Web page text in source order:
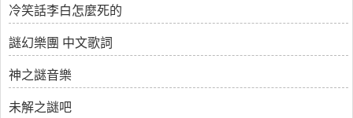
冷笑話李白怎麼死的
謎幻樂團 中文歌詞
神之謎音樂
未解之謎吧